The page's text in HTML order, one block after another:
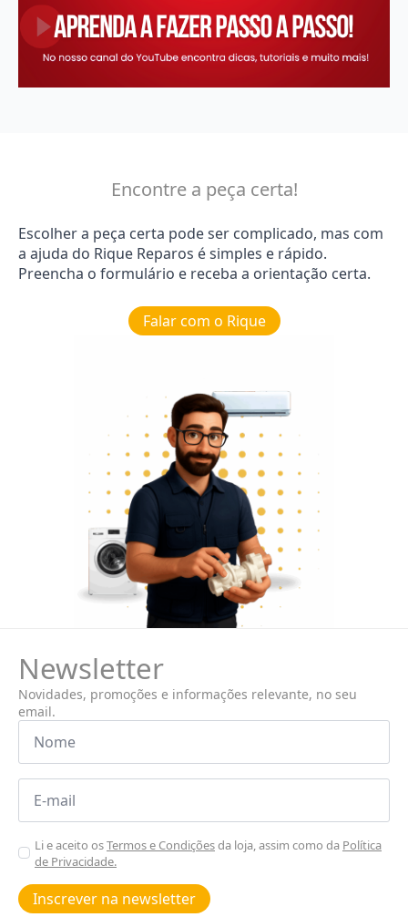
Encontre a peça certa!
Escolher a peça certa pode ser complicado, mas com
a ajuda do Rique Reparos é simples e rápido.
Preencha o formulário e receba a orientação certa.
Falar com o Rique
Newsletter
Novidades, promoções e informações relevante, no seu
email.
Nome
Email
Aceitar
Poiticas
de
privacidade
Li e aceito osTermos e Condiçõesda loja, assim como da Política
de Privacidade.
Inscrever na newsletter